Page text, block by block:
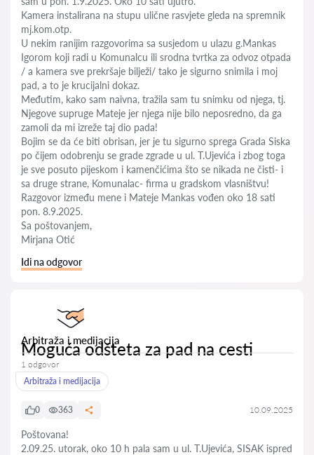
Kamera instalirana na stupu ulične rasvjete gleda na spremnik
mj.kom.otp.
U nekim ranijim razgovorima sa susjedom u ulazu g.Mankas
Igorom koji radi u Komunalcu ili srodna tvrtka za odvoz otpada
/ a kamera sve prekršaje bilježi/ tako je sigurno snimila i moj
pad, a to je krucijalni dokaz.
Međutim, kako sam naivna, tražila sam tu snimku od njega, tj.
Njegove supruge Mateje jer njega nije bilo neposredno, da ga
zamoli da mi izreže taj dio pada!
Bojim se da će biti obrisan, jer je tu sigurno sprega Grada Siska
po čijem odobrenju se grade zgrade u ul. T.Ujevića i zbog toga
je sve posuto pijeskom i kamenčićima što se nikada ne čisti- i
sa druge strane, Komunalac- firma u gradskom vlasništvu!
Razgovor između mene i Mateje Mankas vođen oko 18 sati
pon. 8.9.2025.
Sa poštovanjem,
Mirjana Otić
Idi na odgovor
Arbitraža i medijacija
Moguća odšteta za pad na cesti
1 odgovor
Arbitraža i medijacija
0 363 10.09.2025
Poštovana!
2.09.25. utorak, oko 10 h pala sam u ul. T.Ujevića, SISAK ispred